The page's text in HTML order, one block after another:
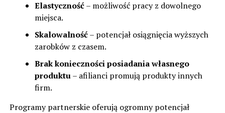
Elastyczność– możliwość pracy z dowolnego
miejsca.
Skalowalność– potencjał osiągnięcia wyższych
zarobków z czasem.
Brak konieczności posiadania własnego
produktu– afilianci promują produkty innych
firm.
Programy partnerskie oferują ogromny potencjał